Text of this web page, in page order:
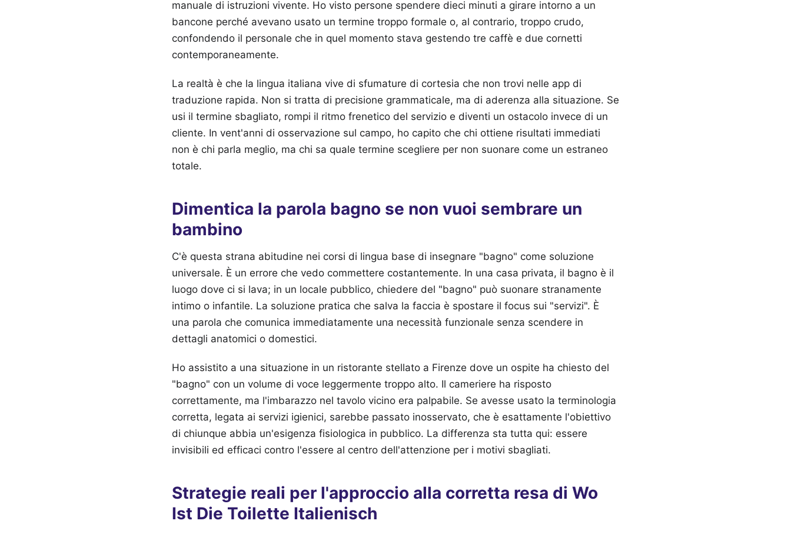
manuale di istruzioni vivente. Ho visto persone spendere dieci minuti a girare intorno a un
bancone perché avevano usato un termine troppo formale o, al contrario, troppo crudo,
confondendo il personale che in quel momento stava gestendo tre caffè e due cornetti
contemporaneamente.
La realtà è che la lingua italiana vive di sfumature di cortesia che non trovi nelle app di
traduzione rapida. Non si tratta di precisione grammaticale, ma di aderenza alla situazione. Se
usi il termine sbagliato, rompi il ritmo frenetico del servizio e diventi un ostacolo invece di un
cliente. In vent'anni di osservazione sul campo, ho capito che chi ottiene risultati immediati
non è chi parla meglio, ma chi sa quale termine scegliere per non suonare come un estraneo
totale.
Dimentica la parola bagno se non vuoi sembrare un
bambino
C'è questa strana abitudine nei corsi di lingua base di insegnare "bagno" come soluzione
universale. È un errore che vedo commettere costantemente. In una casa privata, il bagno è il
luogo dove ci si lava; in un locale pubblico, chiedere del "bagno" può suonare stranamente
intimo o infantile. La soluzione pratica che salva la faccia è spostare il focus sui "servizi". È
una parola che comunica immediatamente una necessità funzionale senza scendere in
dettagli anatomici o domestici.
Ho assistito a una situazione in un ristorante stellato a Firenze dove un ospite ha chiesto del
"bagno" con un volume di voce leggermente troppo alto. Il cameriere ha risposto
correttamente, ma l'imbarazzo nel tavolo vicino era palpabile. Se avesse usato la terminologia
corretta, legata ai servizi igienici, sarebbe passato inosservato, che è esattamente l'obiettivo
di chiunque abbia un'esigenza fisiologica in pubblico. La differenza sta tutta qui: essere
invisibili ed efficaci contro l'essere al centro dell'attenzione per i motivi sbagliati.
Strategie reali per l'approccio alla corretta resa di Wo
Ist Die Toilette Italienisch